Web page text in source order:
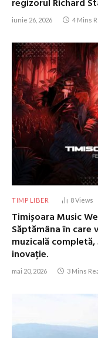
regizorul Richard
iunie 26, 2026 4 Mins
TIMP LIBER 8Views
Timișoara Music
Săptămâna în care
muzicală
inovație.
mai 20, 2026 3 Mins